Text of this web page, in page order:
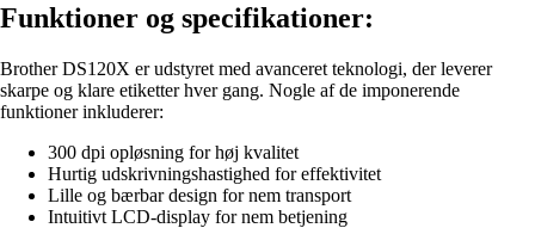
Funktioner og specifikationer:
Brother DS120X er udstyret med avanceret teknologi, der leverer
skarpe og klare etiketter hver gang. Nogle af de imponerende
funktioner inkluderer:
300 dpi opløsning for høj kvalitet
Hurtig udskrivningshastighed for effektivitet
Lille og bærbar design for nem transport
Intuitivt LCD-display for nem betjening